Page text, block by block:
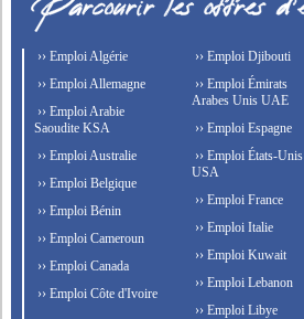
›› Emploi Algérie
›› Emploi Allemagne
›› Emploi Arabie
Saoudite KSA
›› Emploi Australie
›› Emploi Belgique
›› Emploi Bénin
›› Emploi Cameroun
›› Emploi Canada
›› Emploi Côte d'Ivoire
›› Emploi Djibouti
›› Emploi Émirats
Arabes Unis UAE
›› Emploi Espagne
›› Emploi États-Unis
USA
›› Emploi France
›› Emploi Italie
›› Emploi Kuwait
›› Emploi Lebanon
›› Emploi Libye